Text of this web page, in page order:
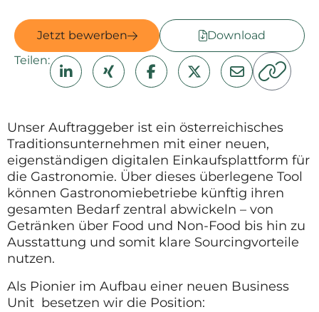
Jetzt bewerben
Download
Teilen:
Unser Auftraggeber ist ein österreichisches
Traditionsunternehmen mit einer neuen,
eigenständigen digitalen Einkaufsplattform für
die Gastronomie. Über dieses überlegene Tool
können Gastronomiebetriebe künftig ihren
gesamten Bedarf zentral abwickeln – von
Getränken über Food und Non-Food bis hin zu
Ausstattung und somit klare Sourcingvorteile
nutzen.
Als Pionier im Aufbau einer neuen Business
Unit besetzen wir die Position: